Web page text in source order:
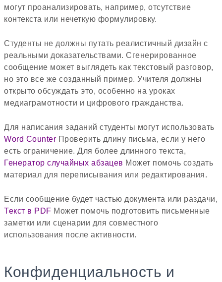
могут проанализировать, например, отсутствие
контекста или нечеткую формулировку.
Студенты не должны путать реалистичный дизайн с
реальными доказательствами. Сгенерированное
сообщение может выглядеть как текстовый разговор,
но это все же созданный пример. Учителя должны
открыто обсуждать это, особенно на уроках
медиаграмотности и цифрового гражданства.
Для написания заданий студенты могут использовать
Word Counter Проверить длину письма, если у него
есть ограничение. Для более длинного текста,
Генератор случайных абзацев Может помочь создать
материал для переписывания или редактирования.
Если сообщение будет частью документа или раздачи,
Текст в PDF Может помочь подготовить письменные
заметки или сценарии для совместного
использования после активности.
Конфиденциальность и